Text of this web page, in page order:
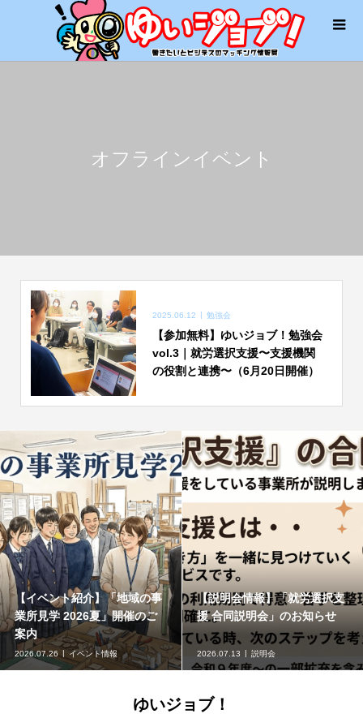
オフラインイベント
2025.06.12 勉強会
【参加無料】ゆいジョブ！勉強会
vol.3｜就労選択支援〜支援機関
の役割と連携〜（6月20日開催）
【イベント紹介】「地域の事
業所見学 2026夏」開催のご
案内
2026.07.26 イベント情報
【説明会情報】「就労選択支
援 合同説明会」のお知らせ
2026.07.13 説明会
ゆいジョブ！